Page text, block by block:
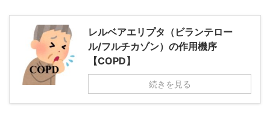
レルベアエリプタ（ビランテロー
ル/フルチカゾン）の作用機序
【COPD】
続きを見る